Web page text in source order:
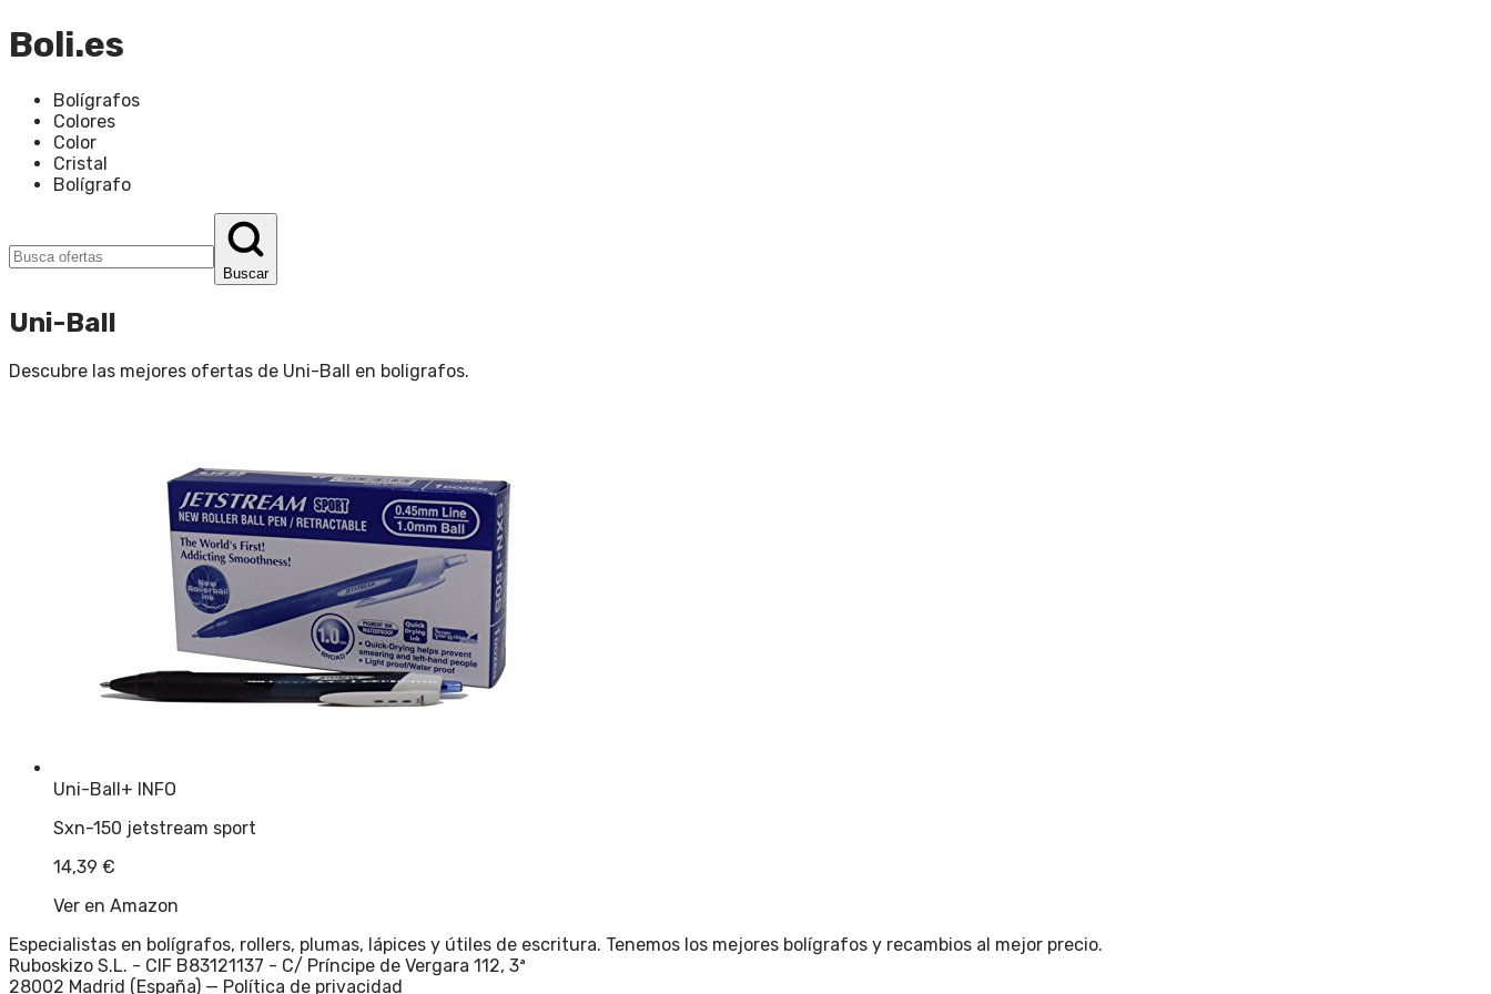
Boli.es
Bolígrafos
Colores
Color
Cristal
Bolígrafo
Buscar
Uni-Ball
Descubre las mejores ofertas de Uni-Ball en boligrafos.
Uni-Ball+ INFO
Sxn-150 jetstream sport
14,39 €
Ver en Amazon
Especialistas en bolígrafos, rollers, plumas, lápices y útiles de escritura. Tenemos los mejores bolígrafos y recambios al mejor precio.
Ruboskizo S.L. - CIF B83121137 - C/ Príncipe de Vergara 112, 3ª
28002 Madrid (España) — Política de privacidad